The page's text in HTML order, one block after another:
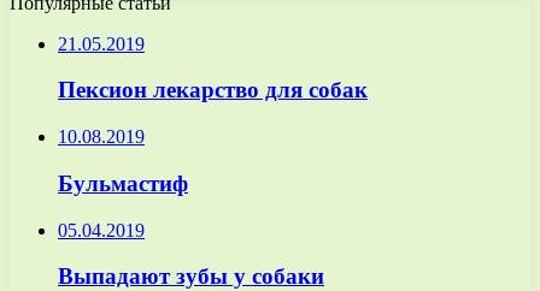
21.05.2019
Пексион лекарство для собак
10.08.2019
Бульмастиф
05.04.2019
Выпадают зубы у собаки